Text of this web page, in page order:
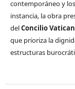
contemporáneo y
instancia, la obra
delConcilio
que prioriza la
estructuras